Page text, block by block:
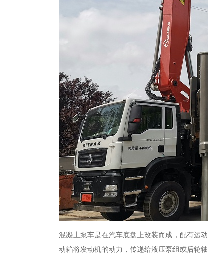
混凝土泵车是在汽车底盘上改装而成，配有运
动箱将发动机的动力，传递给液压泵组或后轮